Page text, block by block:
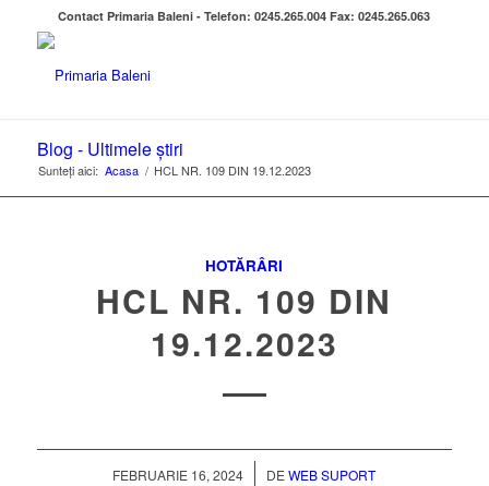
Contact Primaria Baleni - Telefon: 0245.265.004 Fax: 0245.265.063
Blog - Ultimele știri
Sunteți aici: Acasa / HCL NR. 109 DIN 19.12.2023
HOTĂRÂRI
HCL NR. 109 DIN
19.12.2023
FEBRUARIE 16, 2024
/ DEWEB SUPORT